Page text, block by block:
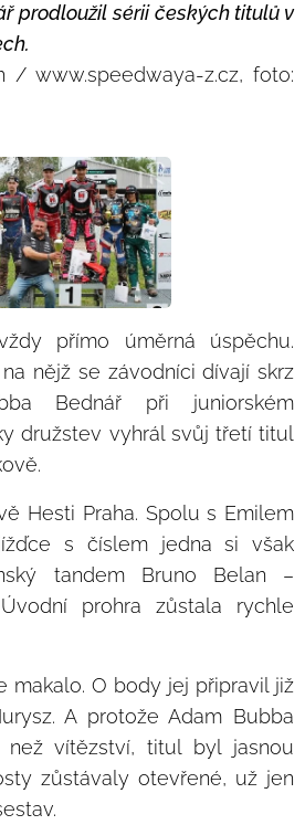
prodloužil sérii českých titulů v
/ www.speedwaya-z.cz, foto:
přímo úměrná úspěchu.
nějž se závodníci dívají skrz
Bednář při juniorském
družstev vyhrál svůj třetí titul
Hesti Praha. Spolu s Emilem
s číslem jedna si však
tandem Bruno Belan –
prohra zůstala rychle
makalo. O body jej připravil již
A protože Adam Bubba
než vítězství, titul byl jasnou
zůstávaly otevřené, už jen